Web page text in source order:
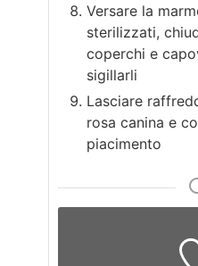
Versare la
sterilizzati,
coperchi e
sigillarli
Lasciare
rosa canina e
piacimento